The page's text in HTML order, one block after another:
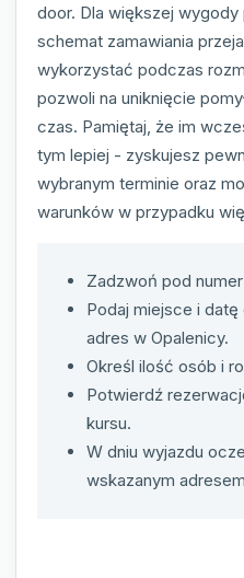
door. Dla większej
schemat zamawiania
wykorzystać podczas
pozwoli na uniknięcie
czas. Pamiętaj, że im
tym lepiej - zyskujesz
wybranym terminie oraz
warunków w przypadku
Zadzwoń pod numer
Podaj miejsce i
adres w Opalenicy.
Określ ilość osób i
Potwierdź
kursu.
W dniu wyjazdu
wskazanym